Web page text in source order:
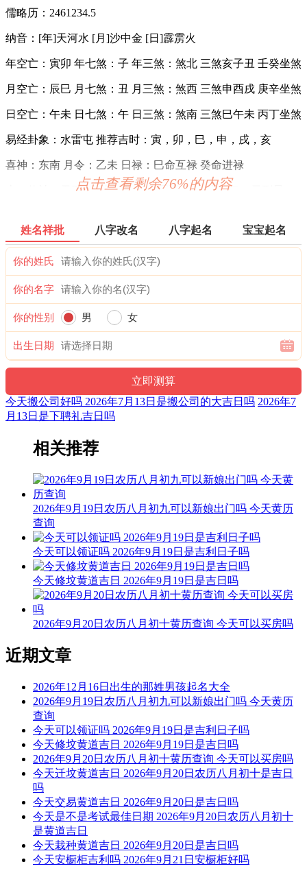
儒略历：2461234.5
纳音：[年]天河水 [月]沙中金 [日]霹雳火
年空亡：寅卯 年七煞：子 年三煞：煞北 三煞亥子丑 壬癸坐煞
月空亡：辰巳 月七煞：丑 月三煞：煞西 三煞申酉戌 庚辛坐煞
日空亡：午未 日七煞：午 日三煞：煞南 三煞巳午未 丙丁坐煞
易经卦象：水雷屯 推荐吉时：寅，卯，巳，申，戌，亥
喜神：东南 月令：乙未 日禄：巳命互禄 癸命进禄
十二值神：天刑 — 凶：俗称“大黑道日”。古籍云：天刑星，
福神：正北 月支：未土 年太岁：文哲
十二值日：执执位 — 吉：：吉：俗称“小黄道日”。吉。依古
籍观点，此日宜建屋、种植、捕捉；忌移居、出行、开
业。“执”有“执行、施行，掌握、控制，捉拿、拘捕”等意，建
房、种植、捕捉与此类意思相近，而移居、出行、开业则与其
相差较远，故有“执日宜建屋、种植、捕捉；忌移居、出行、
开业”之说。
诗云：
执日威仪总等权，得遇之星出大贤；捉贼擒盗马到成，入宅进
火亦安太。
结婚嫁娶宜慎用，见官词讼可为吉；开山放水有阻碍，参看时
阴贵神：西南 物候：蟋蟀居壁 犯太岁：马,鼠,牛,兔
六曜：先负 — 平(早晚吉，白天凶)：依古籍观点，寓意上午
凶，下午吉。与先胜相反，此日不宜轻举妄动，做事要慢半
六曜，又称孔明六曜星、小六壬，是中国传统历法中的一种注
文。后来传至日本，并于当地流行，而在中国影响日渐式微。
阳贵神：东北 月相：晓月 岁破位：正北
财神：正北 月名：仲夏 太岁位：正南
九星：三碧轩辕木星(安) 二十八宿：西方毕宿毕月乌(吉)
今天不可以治病
根据该日的黄历信息分析可得，2026年7月13日为黑道日，就
民间说法来看，黑道日不利行事，若这一日治病，可能会有不
好的影响， 但黑道日并不是完全忌讳治病，若怕带来不好的
影响，云玥取名网请您可以另选个黄道吉日进行哦。
每日五行穿衣指南
【大吉色】绿色、青色、青绿、翠绿
被今天五行生。寓意容易得到贵人的帮助，事事顺心如意。人
缘和异性缘也会变得非常好，对身边的人来说显得格外有魅
力。可以借助五行的影响，充分发挥自己的才能。
【次吉色】黑色、蓝色
点击查看剩余76%的内容
姓名祥批 八字改名 八字起名 宝宝起名
你的姓氏
你的名字
你的性别 男 女
出生日期
今天搬公司好吗 2026年7月13日是搬公司的大吉日吗 2026年7
月13日是下聘礼吉日吗
相关推荐
2026年9月19日农历八月初九可以新娘出门吗 今天黄历
查询
今天可以领证吗 2026年9月19日是吉利日子吗
今天修坟黄道吉日 2026年9月19日是吉日吗
2026年9月20日农历八月初十黄历查询 今天可以买房吗
近期文章
2026年12月16日出生的那姓男孩起名大全
2026年9月19日农历八月初九可以新娘出门吗 今天黄历
查询
今天可以领证吗 2026年9月19日是吉利日子吗
今天修坟黄道吉日 2026年9月19日是吉日吗
2026年9月20日农历八月初十黄历查询 今天可以买房吗
今天迁坟黄道吉日 2026年9月20日农历八月初十是吉日
吗
今天交易黄道吉日 2026年9月20日是吉日吗
今天是不是考试最佳日期 2026年9月20日农历八月初十
是黄道吉日
今天栽种黄道吉日 2026年9月20日是吉日吗
今天安橱柜吉利吗 2026年9月21日安橱柜好吗